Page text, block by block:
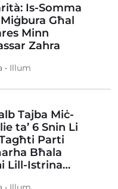
Is-Somma
Miġbura Għal
Minn
Zahra
• Illum
Tajba Miċ-
ta’ 6 Snin Li
Parti
Bħala
Lill-Istrina…